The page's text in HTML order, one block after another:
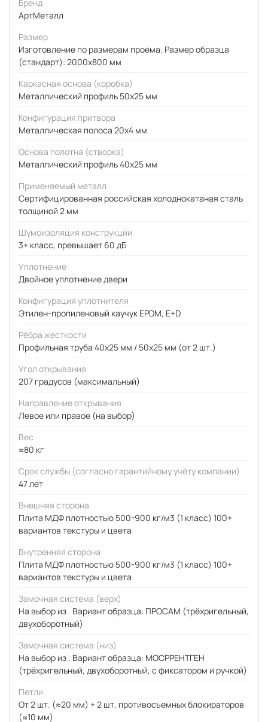
Бренд
АртМеталл
Размер
Изготовление по размерам проёма. Размер образца
(стандарт): 2000x800 мм
Каркасная основа (коробка)
Металлический профиль 50x25 мм
Конфигурация притвора
Металлическая полоса 20x4 мм
Основа полотна (створка)
Металлический профиль 40x25 мм
Применяемый металл
Сертифицированная российская холоднокатаная сталь
толщиной 2 мм
Шумоизоляция конструкции
3+ класс, превышает 60 дБ
Уплотнение
Двойное уплотнение двери
Конфигурация уплотнителя
Этилен-пропиленовый каучук EPDM, E+D
Рёбра жесткости
Профильная труба 40х25 мм / 50x25 мм (от 2 шт.)
Угол открывания
207 градусов (максимальный)
Направление открывания
Левое или правое (на выбор)
Вес
≈80 кг
Срок службы (согласно гарантийному учёту компании)
47 лет
Внешняя сторона
Плита МДФ плотностью 500-900 кг/м3 (1 класс) 100+
вариантов текстуры и цвета
Внутренняя сторона
Плита МДФ плотностью 500-900 кг/м3 (1 класс) 100+
вариантов текстуры и цвета
Замочная система (верх)
На выбор из . Вариант образца: ПРОСАМ (трёхригельный,
двухоборотный)
Замочная система (низ)
На выбор из . Вариант образца: МОСРРЕНТГЕН
(трёхригельный, двухоборотный, с фиксатором и ручкой)
Петли
От 2 шт. (≈20 мм) + 2 шт. противосъемных блокираторов
(≈10 мм)